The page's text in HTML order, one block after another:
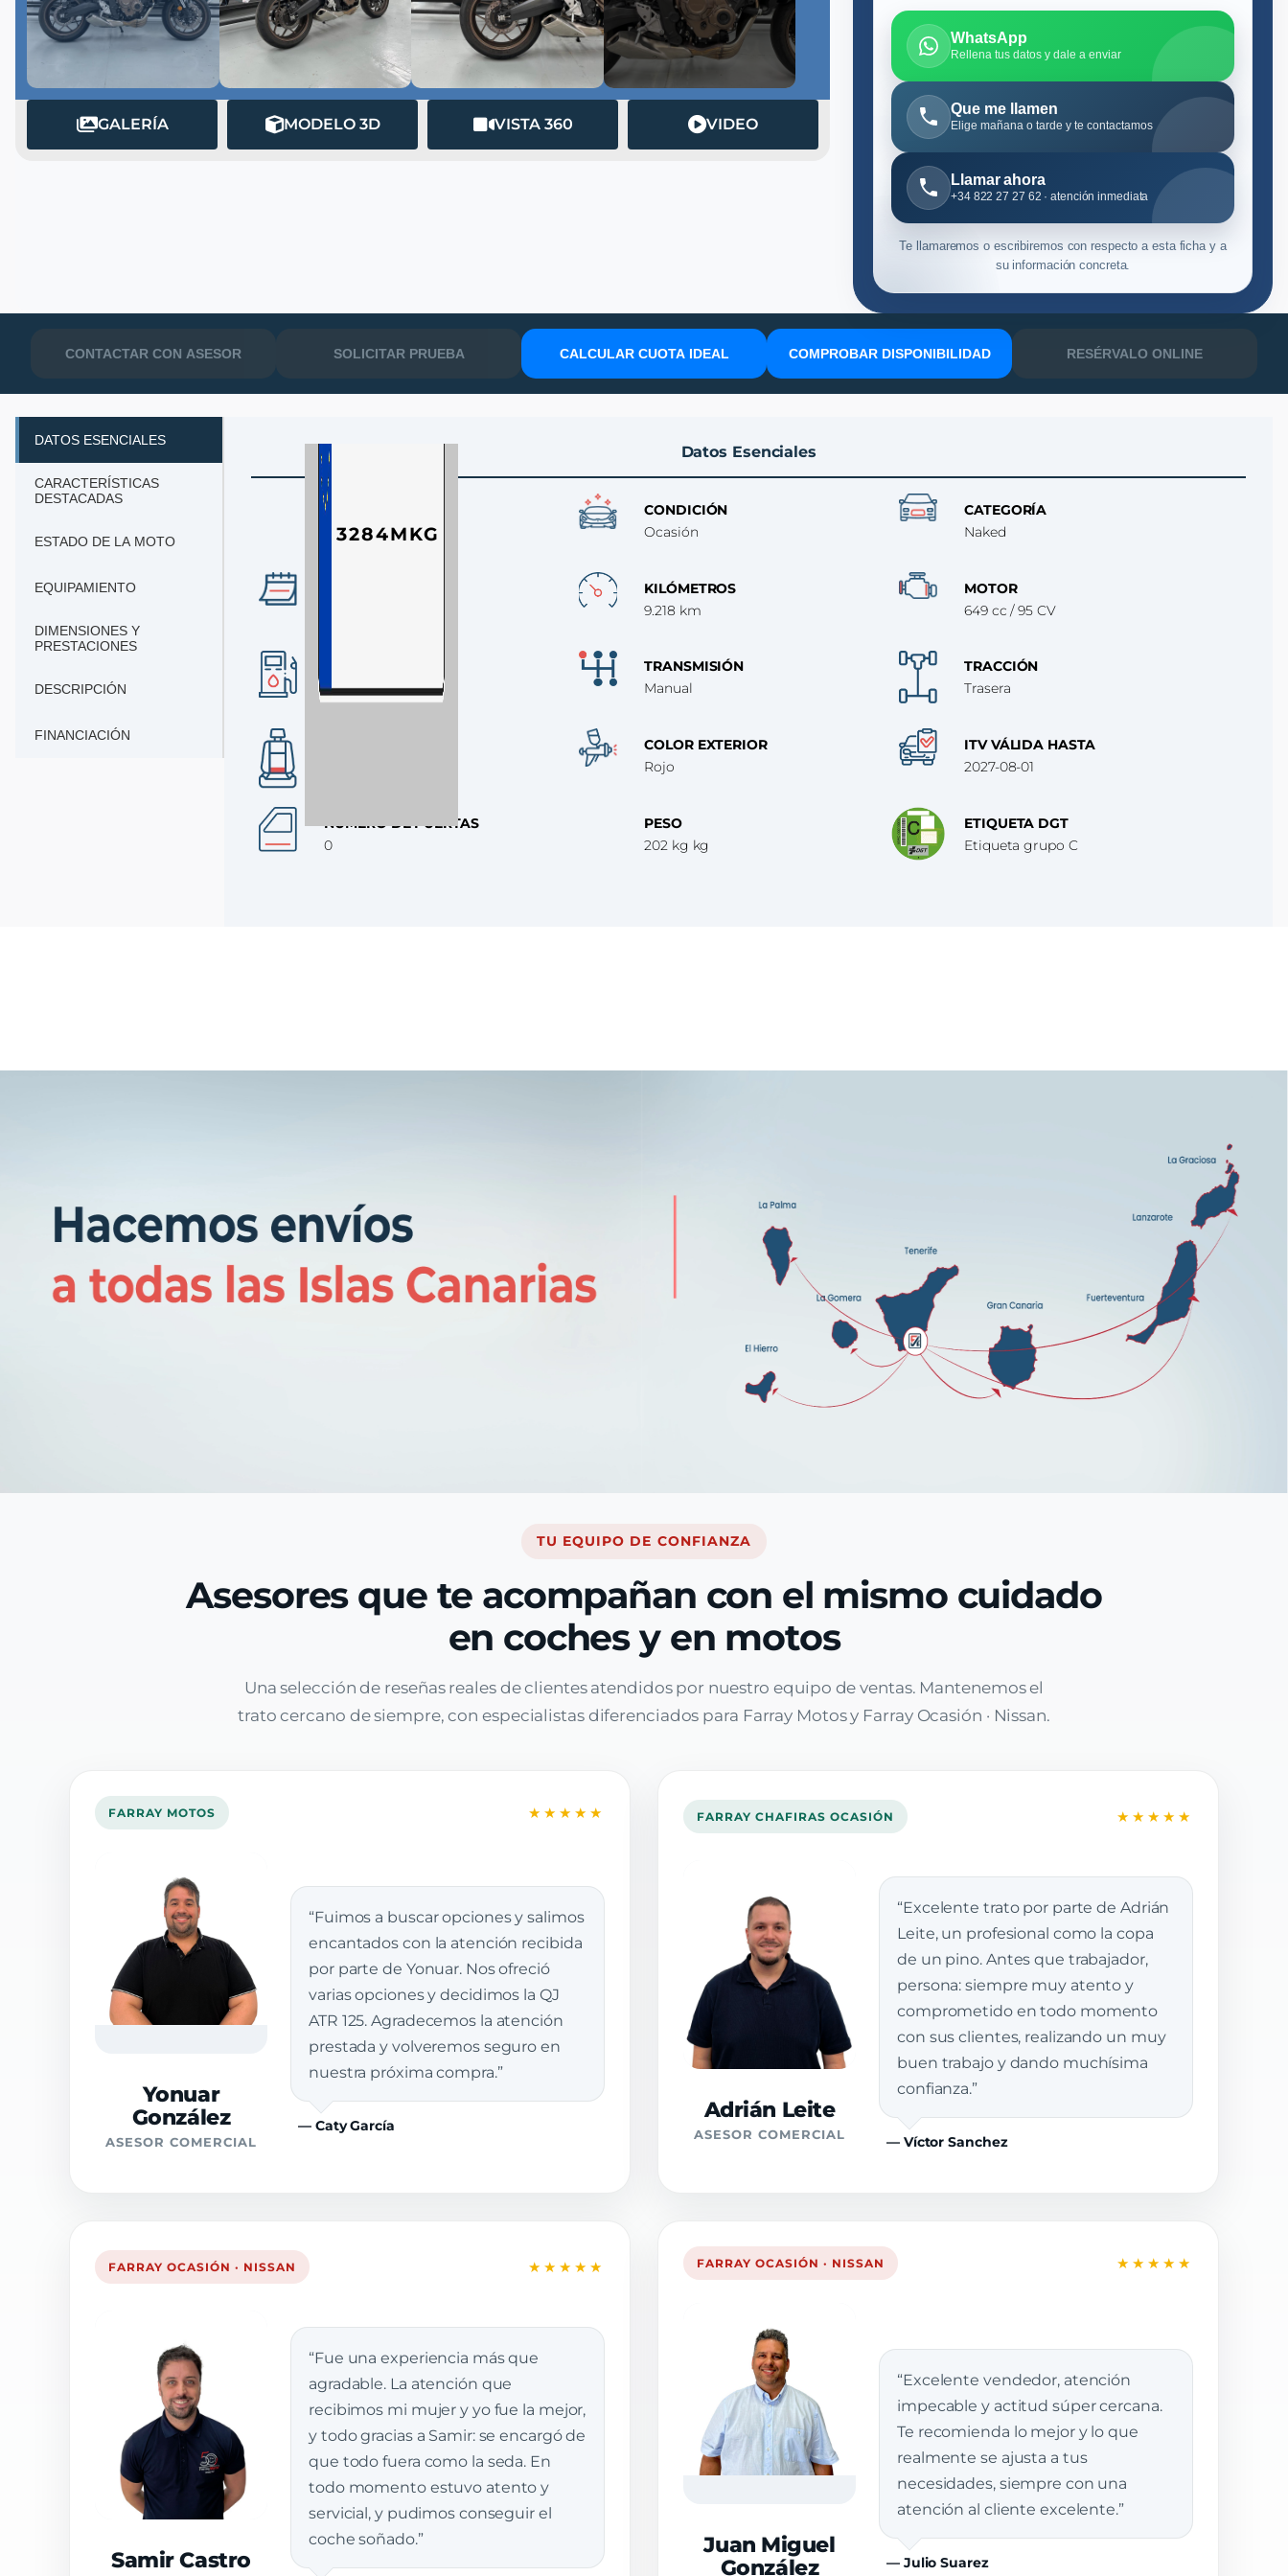
GALERÍA MODELO 3D VISTA 360 VIDEO
WhatsApp
Rellena tus datos y dale a enviar
Que me llamen
Elige mañana o tarde y te contactamos
Llamar ahora
+34 822 27 27 62 · atención inmediata
Te llamaremos o escribiremos con respecto a esta ficha y a
su información concreta.
CONTACTAR CON ASESOR SOLICITAR PRUEBA CALCULAR CUOTA IDEAL COMPROBAR DISPONIBILIDAD RESÉRVALO ONLINE
DATOS ESENCIALES
CARACTERÍSTICAS
DESTACADAS
ESTADO DE LA MOTO
EQUIPAMIENTO
DIMENSIONES Y
PRESTACIONES
DESCRIPCIÓN
FINANCIACIÓN
Datos Esenciales
3284MKG
CONDICIÓN
Ocasión
CATEGORÍA
Naked
KILÓMETROS
9.218 km
MOTOR
649 cc / 95 CV
gasolina
TRANSMISIÓN
Manual
TRACCIÓN
Trasera
COLOR EXTERIOR
Rojo
ITV VÁLIDA HASTA
2027-08-01
NÚMERO DE PUERTAS
0
PESO
202 kg kg
ETIQUETA DGT
Etiqueta grupo C
TU EQUIPO DE CONFIANZA
Asesores que te acompañan con el mismo cuidado
en coches y en motos
Una selección de reseñas reales de clientes atendidos por nuestro equipo de ventas. Mantenemos el
trato cercano de siempre, con especialistas diferenciados para Farray Motos y Farray Ocasión · Nissan.
FARRAY MOTOS ★★★★★
Yonuar
González
ASESOR COMERCIAL
“Fuimos a buscar opciones y salimos
encantados con la atención recibida
por parte de Yonuar. Nos ofreció
varias opciones y decidimos la QJ
ATR 125. Agradecemos la atención
prestada y volveremos seguro en
nuestra próxima compra.”
— Caty García
FARRAY CHAFIRAS OCASIÓN ★★★★★
Adrián Leite
ASESOR COMERCIAL
“Excelente trato por parte de Adrián
Leite, un profesional como la copa
de un pino. Antes que trabajador,
persona: siempre muy atento y
comprometido en todo momento
con sus clientes, realizando un muy
buen trabajo y dando muchísima
confianza.”
— Víctor Sanchez
FARRAY OCASIÓN · NISSAN ★★★★★
Samir Castro
“Fue una experiencia más que
agradable. La atención que
recibimos mi mujer y yo fue la mejor,
y todo gracias a Samir: se encargó de
que todo fuera como la seda. En
todo momento estuvo atento y
servicial, y pudimos conseguir el
coche soñado.”
FARRAY OCASIÓN · NISSAN ★★★★★
Juan Miguel
González
“Excelente vendedor, atención
impecable y actitud súper cercana.
Te recomienda lo mejor y lo que
realmente se ajusta a tus
necesidades, siempre con una
atención al cliente excelente.”
— Julio Suarez